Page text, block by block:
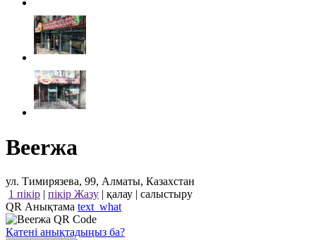
Beerжа
ул. Тимирязева, 99, Алматы, Казахстан
1 пікір | пікір Жазу | қалау | салыстыру
QR Анықтама text_what
Қатені анықтадыңыз ба?